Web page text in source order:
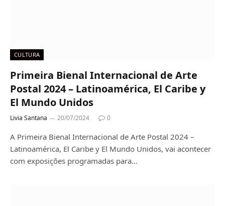
CULTURA
Primeira Bienal Internacional de Arte
Postal 2024 – Latinoamérica, El Caribe y
El Mundo Unidos
Livia Santana 20/07/2024 0
A Primeira Bienal Internacional de Arte Postal 2024 –
Latinoamérica, El Caribe y El Mundo Unidos, vai acontecer
com exposições programadas para…